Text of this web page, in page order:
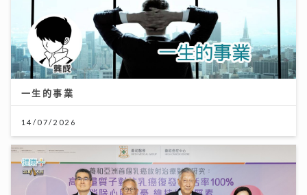
一生的事業
14/07/2026